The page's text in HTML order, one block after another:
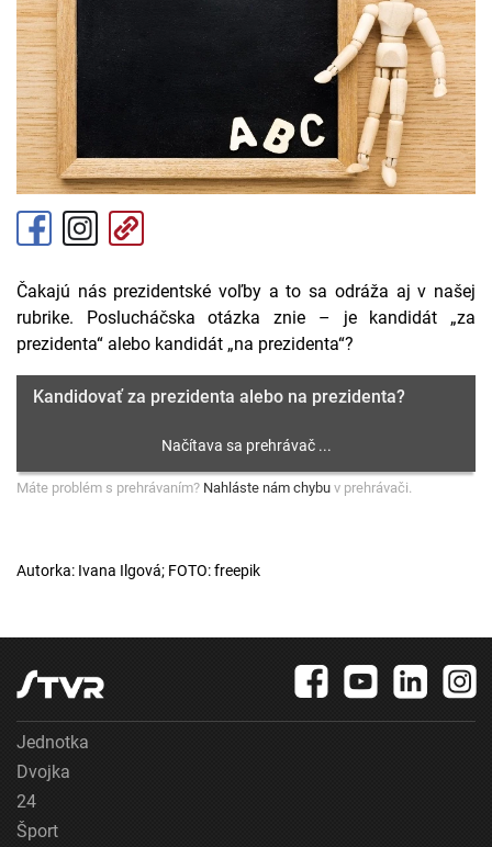
Čakajú nás prezidentské voľby a to sa odráža aj v našej
rubrike. Poslucháčska otázka znie – je kandidát „za
prezidenta“ alebo kandidát „na prezidenta“?
Kandidovať za prezidenta alebo na prezidenta?
Máte problém s prehrávaním? Nahláste nám chybu v prehrávači.
Autorka: Ivana Ilgová; FOTO: freepik
Jednotka
Dvojka
24
Šport